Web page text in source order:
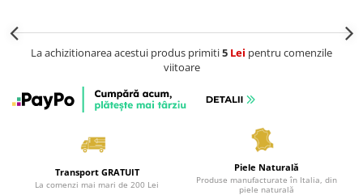
La achizitionarea acestui produs primiti5 Lei pentru comenzile
viitoare
Transport GRATUIT
La comenzi mai mari de 200 Lei
Piele Naturală
Produse manufacturate în Italia, din
piele naturală